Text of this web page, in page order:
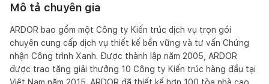
Mô tả chuyên gia
ARDOR bao gồm một Công ty Kiến trúc dịch vụ trọn gói
chuyên cung cấp dịch vụ thiết kế bền vững và tư vấn Chứng
nhận Công trình Xanh. Được thành lập năm 2005, ARDOR
được trao tặng giải thưởng 10 Công ty Kiến trúc hàng đầu tại